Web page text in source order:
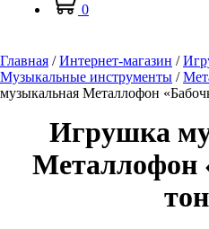
0
Главная /Интернет-магазин /
Музыкальные инструменты /
музыкальная Металлофон
Игрушка
Металлофон